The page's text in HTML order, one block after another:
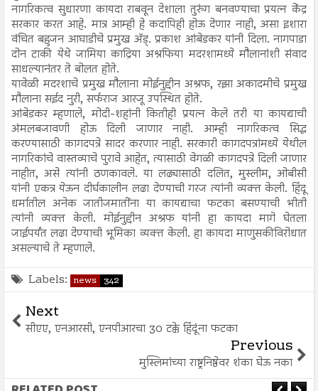
नागरिकत्व सुधारणा कायदा राबवून देशाला तुरुंग बनवण्याचा प्रयत्न केंद्र
सरकार करत आहे. मात्र आम्ही हे कदापिही होऊ देणार नाही, असा इशारा
वंचित बहुजन आघाडीचे प्रमुख अ‍ॅड्. प्रकाश आंबेडकर यांनी दिला. नागपाडा
दोन टाकी येथे जामिया काद्रिया अश्रफिया मदरशामध्ये मौलानांशी संवाद
साधल्यानंतर ते बोलत होते.
यावेळी मदरशाचे प्रमुख मौलाना मोईनुद्दीन अश्रफ, रझा अकादमीचे प्रमुख
मौलाना सईद नुरी, सर्फराज आरजू उपस्थित होते.
आंबेडकर म्हणाले, मोदी-शहांनी कितीही प्रयत्न केले तरी या कायद्याची
अंमलबजावणी होऊ दिली जाणार नाही. आम्ही नागरिकत्व सिद्ध
करण्यासाठी कागदपत्रे सादर करणार नाही. सरकारी कागदपत्रांमध्ये येथील
नागरिकांचे वास्तव्याचे पुरावे आहेत, त्यासाठी वेगळी कागदपत्रे दिली जाणार
नाहीत, असे त्यांनी ठणकावले. या लढ्यासाठी दलित, मुस्लीम, ओबीसी
यांनी एकत्र येऊन दीर्घकालीन लढा देण्याची गरज त्यांनी व्यक्त केली. हिंदू
धर्मातील अनेक जातीजमातींना या कायद्याचा फटका बसण्याची भीती
त्यांनी व्यक्त केली. मोईनुद्दीन अश्रफ यांनी हा कायदा मागे घेतला
जाईपर्यंत लढा देण्याची भूमिका व्यक्त केली. हा कायदा माणुसकीविरोधात
असल्याचे ते म्हणाले.
Labels: news 342
Next
सीएए, एनआरसी, एनपीआरचा 30 टक्के हिंदूंना फटका
Previous
मुस्लिमांच्या राष्ट्रनिष्ठेवर शंका घेऊ नका